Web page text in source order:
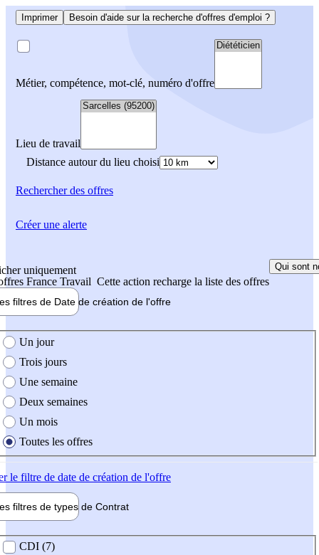
Imprimer Besoin d'aide sur la recherche d'offres d'emploi ?
Métier, compétence, mot-clé, numéro d'offre
Lieu de travail
Distance autour du lieu choisi
Rechercherdes offres
uniquement
France Travail Cette action recharge la liste des offres
Qui sont
filtres de Date de création de l'offre
création de l'offre
Un jour
Trois jours
Une semaine
Deux semaines
Un mois
Toutes les offres
le filtre de date de création de l'offre
filtres de types de Contrat
contrat
CDI (7)
Créer une alerte